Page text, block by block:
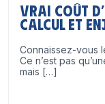
Vrai coût
calcul et
Connaissez-vous
Ce n’est pas
mais […]